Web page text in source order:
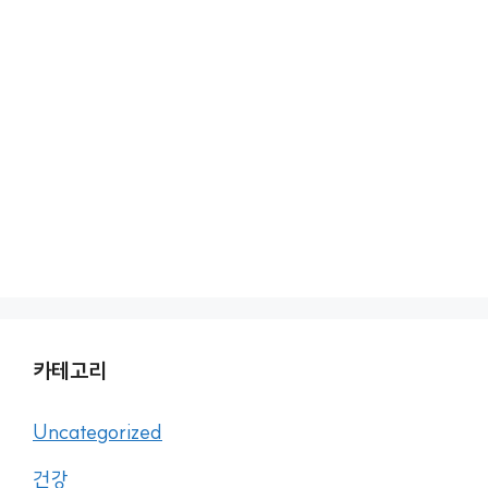
카테고리
Uncategorized
건강